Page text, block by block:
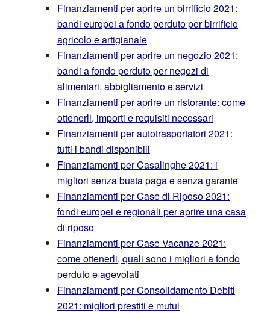
Finanziamenti per aprire un birrificio 2021:
bandi europei a fondo perduto per birrificio
agricolo e artigianale
Finanziamenti per aprire un negozio 2021:
bandi a fondo perduto per negozi di
alimentari, abbigliamento e servizi
Finanziamenti per aprire un ristorante: come
ottenerli, importi e requisiti necessari
Finanziamenti per autotrasportatori 2021:
tutti i bandi disponibili
Finanziamenti per Casalinghe 2021: i
migliori senza busta paga e senza garante
Finanziamenti per Case di Riposo 2021:
fondi europei e regionali per aprire una casa
di riposo
Finanziamenti per Case Vacanze 2021:
come ottenerli, quali sono i migliori a fondo
perduto e agevolati
Finanziamenti per Consolidamento Debiti
2021: migliori prestiti e mutui